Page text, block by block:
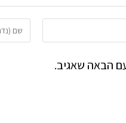
הבאה שאגיב.